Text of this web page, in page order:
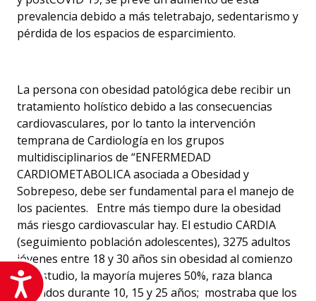
Accesibilidad
prevalencia debido a más teletrabajo, sedentarismo y
pérdida de los espacios de esparcimiento.
La persona con obesidad patológica debe recibir un
tratamiento holístico debido a las consecuencias
cardiovasculares, por lo tanto la intervención
temprana de Cardiología en los grupos
multidisciplinarios de “ENFERMEDAD
CARDIOMETABOLICA asociada a Obesidad y
Sobrepeso, debe ser fundamental para el manejo de
los pacientes. Entre más tiempo dure la obesidad
más riesgo cardiovascular hay. El estudio CARDIA
(seguimiento población adolescentes), 3275 adultos
jóvenes entre 18 y 30 años sin obesidad al comienzo
del estudio, la mayoría mujeres 50%, raza blanca
seguidos durante 10, 15 y 25 años; mostraba que los